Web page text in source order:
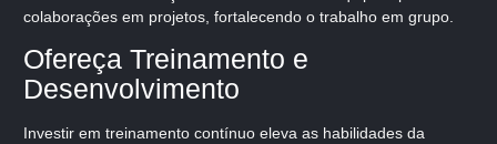
colaborações em projetos, fortalecendo o trabalho em grupo.
Ofereça Treinamento e
Desenvolvimento
Investir em treinamento contínuo eleva as habilidades da